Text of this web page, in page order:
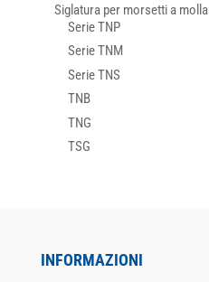
Siglatura per morsetti a molla
Serie TNP
Serie TNM
Serie TNS
TNB
TNG
TSG
INFORMAZIONI